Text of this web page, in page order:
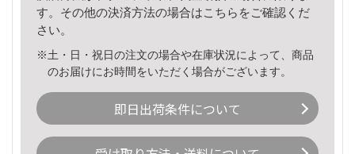
す。その他の決済方法の場合はこちら をご確認くだ
さい。
※土・日・祝日の注文の場合や在庫状況によって、商品
のお届けにお時間をいただく場合がございます。
即日出荷条件について